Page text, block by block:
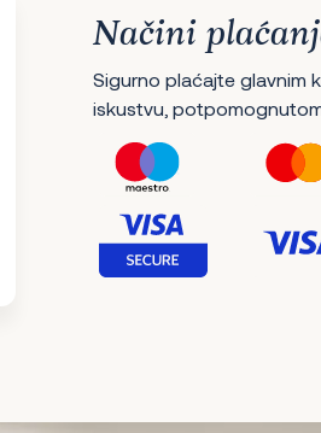
Načini
Sigurno plaćajte glavnim
iskustvu,